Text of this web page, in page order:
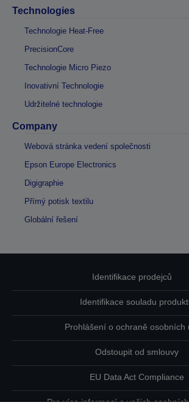
Technologies
Technologie Heat-Free
PrecisionCore
Technologie Micro Piezo
Inovativní Technologie
Udržitelné technologie
Company
Webová stránka vedení společnosti
Epson Europe Electronics
Digigraphie
Přímý potisk textilu
Globální řešení
Identifikace prodejců
Identifikace souladu
Prohlášení o ochraně osobních
Odstoupit od smlouvy
EU Data Act Compliance
Pro více informací o vašich